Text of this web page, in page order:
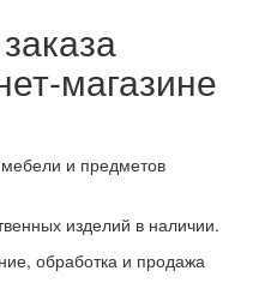
магазине
и предметов
изделий в наличии.
обработка и продажа